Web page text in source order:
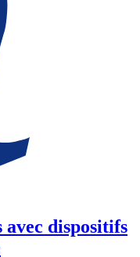
avec dispositifs